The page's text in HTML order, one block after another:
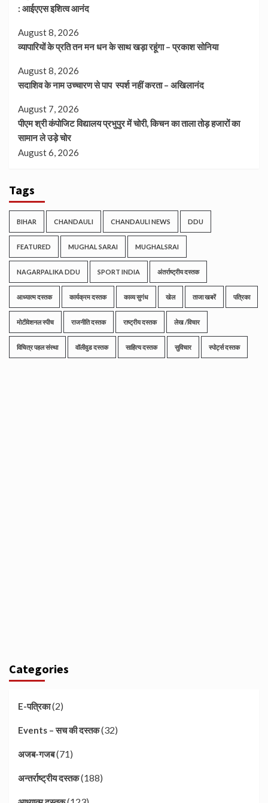
: आईएएस इशित्व आनंद
August 8, 2026
व्यापारियों के प्रति तन मन धन के साथ खड़ा रहूंगा – प्रकाश सोनिया
August 8, 2026
सदाशिव के नाम उच्चारण से पाप स्पर्श नहीं करता – अखिलानंद
August 7, 2026
पीएम श्री कंपोजिट विद्यालय प्रभुपुर में चोरी, किचन का ताला तोड़ हजारों का
सामान ले उड़े चोर
August 6, 2026
Tags
BIHAR CHANDAULI CHANDAULI NEWS DDU
FEATURED MUGHAL SARAI MUGHALSRAI
NAGARPALIKA DDU SPORT INDIA अंतर्राष्ट्रीय दस्तक
आध्यात्म दस्तक कार्यक्रम दस्तक काव्य सुगंध खेल ताजा खबरें पत्रिका
मोटीवेशनल स्पीच राजनीति दस्तक राष्ट्रीय दस्तक लेख /विचार
विचित्र पहल संस्था वॉलीवुड दस्तक साहित्य दस्तक सुविचार स्पोर्ट्स दस्तक
Categories
E-पत्रिका(2)
Events – सच की दस्तक(32)
अजब-गजब(71)
अन्तर्राष्ट्रीय दस्तक(188)